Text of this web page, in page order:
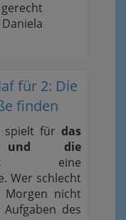
für 2: Die
finden
spielt für das
und die
eine
Wer schlecht
nicht
des